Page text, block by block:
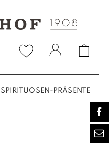
SPIRITUOSEN-PRÄSENTE